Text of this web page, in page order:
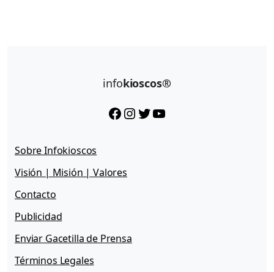
infokioscos®
Facebook InstagramTwitter YouTube
Sobre Infokioscos
Visión | Misión | Valores
Contacto
Publicidad
Enviar Gacetilla de Prensa
Términos Legales